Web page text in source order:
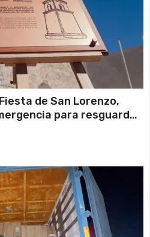
de San Lorenzo,
para resguardar